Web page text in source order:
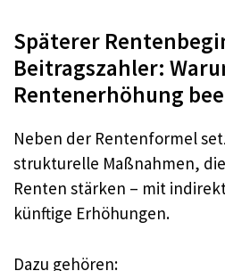
Späterer
Beitragszahler:
Rentenerhöhung
Neben der Rentenformel
strukturelle Maßnahmen,
Renten stärken – mit
künftige Erhöhungen.
Dazu gehören: